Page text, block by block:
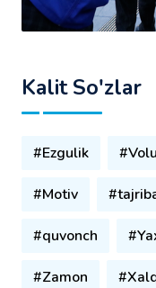
Kalit So'zlar
#Ezgulik
#Motiv
#quvonch
#Zamon